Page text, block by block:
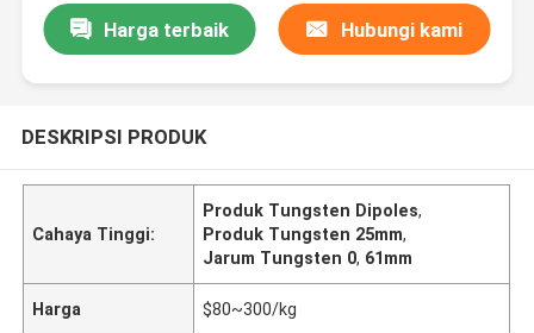
Harga terbaik Hubungi kami
DESKRIPSI PRODUK
Cahaya Tinggi:
Produk Tungsten Dipoles,
Produk Tungsten 25mm,
Jarum Tungsten 0, 61mm
Harga $80~300/kg